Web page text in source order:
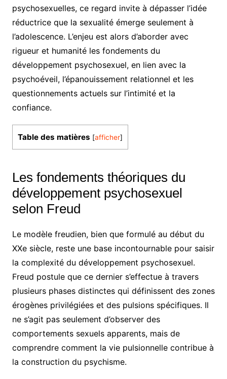
psychosexuelles, ce regard invite à dépasser l’idée
réductrice que la sexualité émerge seulement à
l’adolescence. L’enjeu est alors d’aborder avec
rigueur et humanité les fondements du
développement psychosexuel, en lien avec la
psychoéveil, l’épanouissement relationnel et les
questionnements actuels sur l’intimité et la
confiance.
Table des matières [afficher]
Les fondements théoriques du
développement psychosexuel
selon Freud
Le modèle freudien, bien que formulé au début du
XXe siècle, reste une base incontournable pour saisir
la complexité du développement psychosexuel.
Freud postule que ce dernier s’effectue à travers
plusieurs phases distinctes qui définissent des zones
érogènes privilégiées et des pulsions spécifiques. Il
ne s’agit pas seulement d’observer des
comportements sexuels apparents, mais de
comprendre comment la vie pulsionnelle contribue à
la construction du psychisme.